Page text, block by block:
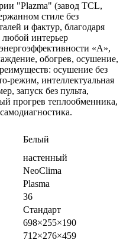
"Plazma" (завод TCL,
стиле без
и фактур, благодаря
интерьер
«А»,
обогрев, осушение,
осушение без
режим, интеллектуальная
запуск без пульта,
прогрев теплообменника,
Белый
настенный
NeoClima
Plasma
36
Стандарт
698×255×190
712×276×459